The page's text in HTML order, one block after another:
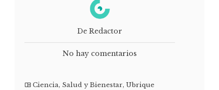
De Redactor
No hay comentarios
Ciencia, Salud y Bienestar, Ubrique